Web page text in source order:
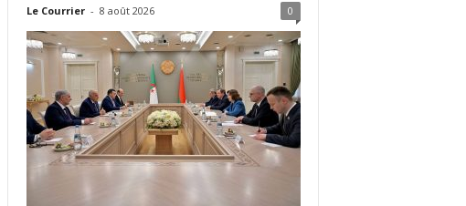
Le Courrier - 8 août 2026 0